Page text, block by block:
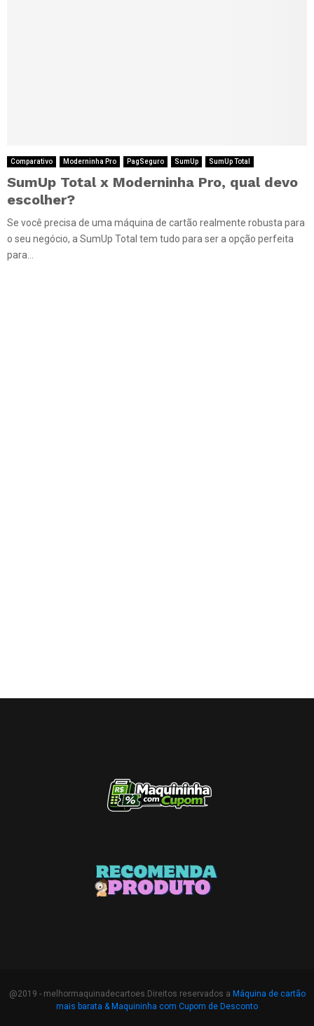
Comparativo Moderninha Pro PagSeguro SumUp SumUp Total
SumUp Total x Moderninha Pro, qual devo
escolher?
Se você precisa de uma máquina de cartão realmente robusta para
o seu negócio, a SumUp Total tem tudo para ser a opção perfeita
para...
@2019 - melhormaquinadecartoes.Direitos reservados a Máquina de cartão
mais barata & Maquininha com Cupom de Desconto